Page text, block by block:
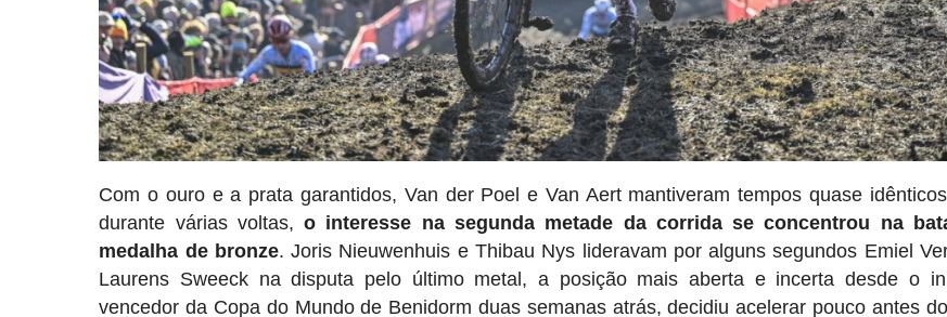
Com o ouro e a prata garantidos, Van der Poel e Van Aert mantiveram tempos quase
durante várias voltas,o interesse na segunda metade da corrida se concentrou na
medalha de bronze. Joris Nieuwenhuis e Thibau Nys lideravam por alguns segundos Emiel
Laurens Sweeck na disputa pelo último metal, a posição mais aberta e incerta desde o
vencedor da Copa do Mundo de Benidorm duas semanas atrás, decidiu acelerar pouco antes